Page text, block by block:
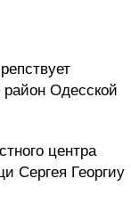
район Одесской
центра
Сергея Георгиу